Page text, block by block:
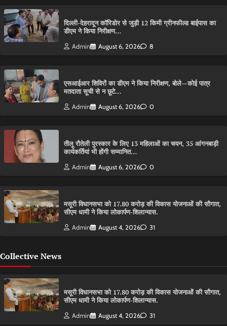
दिल्ली-देहरादून कॉरिडोर से जुड़ी 12 किमी ग्रीनफील्ड बाईपास का
डीएम ने किया निरीक्षण…
Admin August 6, 2026 8
एसआईआर शिविरों का डीएम ने किया निरीक्षण, बोले—कोई पात्र
मतदाता सूची से न छूटे…
Admin August 6, 2026 0
तीलू रौतेली पुरस्कार के लिए 13 महिलाओं का चयन, 35 आंगनबाड़ी
कार्यकर्तियां भी होंगी सम्मानित…
Admin August 6, 2026 0
मसूरी विधानसभा को 17.80 करोड़ की विकास योजनाओं की सौगात,
सीएम धामी ने किया लोकार्पण-शिलान्यास.
Admin August 4, 2026 31
Collective News
मसूरी विधानसभा को 17.80 करोड़ की विकास योजनाओं की सौगात,
सीएम धामी ने किया लोकार्पण-शिलान्यास.
Admin August 4, 2026 31